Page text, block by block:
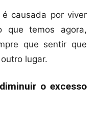
causada por viver
que temos agora,
que sentir que
lugar.
o excesso